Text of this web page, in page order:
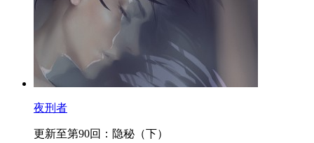
夜刑者
更新至第90回：隐秘（下）